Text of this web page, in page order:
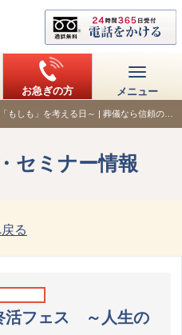
お急ぎの方 メニュー
もしも」を考える日～ | 葬儀なら信頼の…
セミナー情報
る
活フェス ～人生の